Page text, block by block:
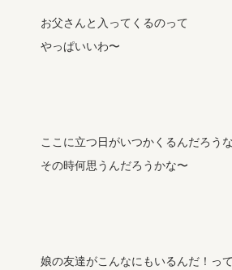
お父さんと入ってくるのって
やっぱいいわ〜
ここに立つ日がいつかくるんだろう
その時何思うんだろうかな〜
娘の友達がこんなにもいるんだ！っ